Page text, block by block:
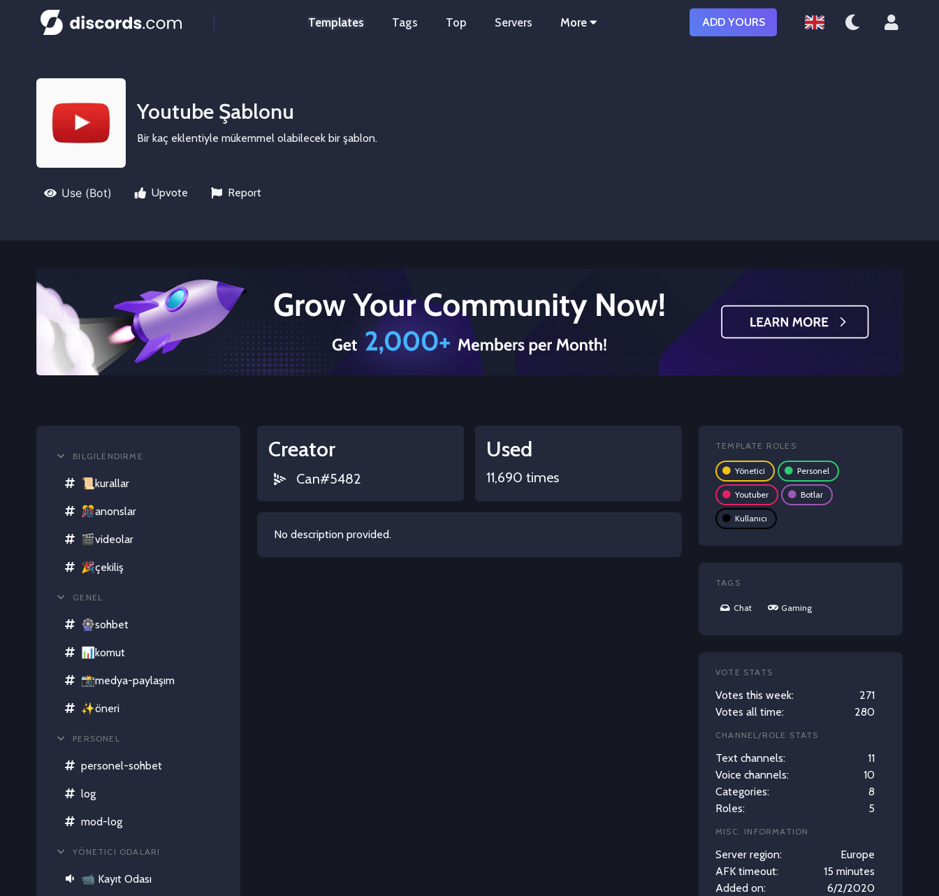
Templates Tags Top Servers More ADD YOURS
Youtube Şablonu
Bir kaç eklentiyle mükemmel olabilecek bir şablon.
Use (Bot) Upvote Report
BILGILENDIRME
📜kurallar
🎊anonslar
🎬videolar
🎉çekiliş
GENEL
🎡sohbet
📊komut
📸medya-paylaşım
✨öneri
PERSONEL
personel-sohbet
log
mod-log
YÖNETICI ODALARI
📹 Kayıt Odası
Creator
Can#5482
Used
11,690 times
No description provided.
TEMPLATE ROLES
Yönetici Personel
Youtuber Botlar
Kullanıcı
TAGS
Chat Gaming
VOTE STATS
Votes this week:
271
Votes all time:
280
CHANNEL/ROLE STATS
Text channels:
11
Voice channels:
10
Categories:
8
Roles:
5
MISC. INFORMATION
Server region:
Europe
AFK timeout:
15 minutes
Added on:
6/2/2020